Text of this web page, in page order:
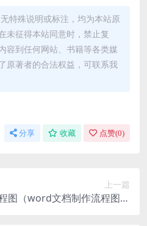
特殊说明或标注，均为本站原
未征得本站同意时，禁止复
容到任何网站、书籍等各类媒
原著者的合法权益，可联系我
分享 收藏 点赞(0)
上一篇
图（word文档制作流程图方